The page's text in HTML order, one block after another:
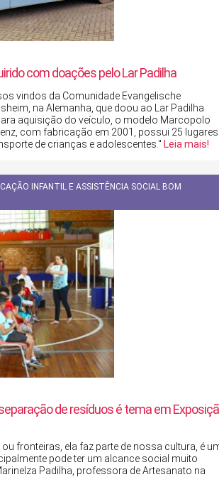
com doações pelo Lar Padilha
vindos da Comunidade Evangelische
na Alemanha, que doou ao Lar Padilha
aquisição do veículo, o modelo Marcopolo
com fabricação em 2001, possui 25 lugares
de crianças e adolescentes." Leia mais!
INFANTIL E ASSISTÊNCIA SOCIAL BOM
de resíduos é tema em
ou fronteiras, ela faz parte de nossa cultura, é
pode ter um alcance social muito
Padilha, professora de Artesanato na